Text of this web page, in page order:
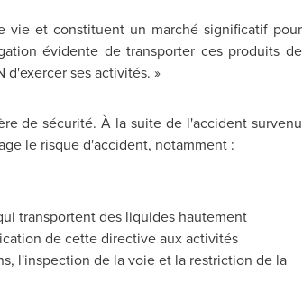
vie et constituent un marché significatif pour
évidente de transporter ces produits de
ses activités. »
de sécurité. À la suite de l'accident survenu
le risque d'accident, notamment :
transportent des liquides hautement
de cette directive aux activités
l'inspection de la voie et la restriction de la